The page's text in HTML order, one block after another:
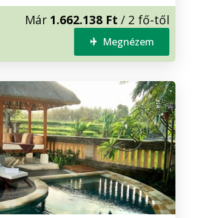
Már 1.662.138 Ft / 2 fő-től
Megnézem